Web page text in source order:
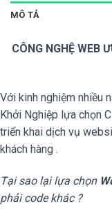
MÔ TẢ
CÔNG NGHỆ WEB
Với kinh nghiệm nhiều
Khởi Nghiệp lựa chọn
triển khai dịch vụ
khách hàng .
Tại sao lại lựa chọn
phải code khác ?